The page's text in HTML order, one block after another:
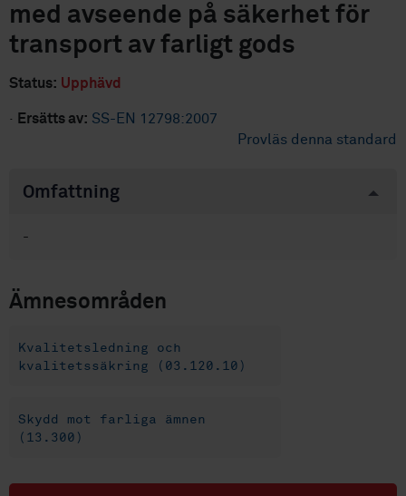
med avseende på säkerhet för
transport av farligt gods
Status: Upphävd
· Ersätts av: SS-EN 12798:2007
Provläs denna standard
Omfattning
-
Ämnesområden
Kvalitetsledning och
kvalitetssäkring (03.120.10)
Skydd mot farliga ämnen
(13.300)